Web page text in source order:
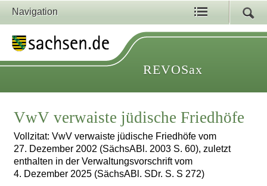
Navigation
REVOSax
VwV verwaiste jüdische Friedhöfe
Vollzitat: VwV verwaiste jüdische Friedhöfe vom
27. Dezember 2002 (SächsABl. 2003 S. 60), zuletzt
enthalten in der Verwaltungsvorschrift vom
4. Dezember 2025 (SächsABl. SDr. S. S 272)